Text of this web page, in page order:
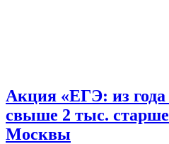
Акция «ЕГЭ: из года
свыше 2 тыс.
Москвы